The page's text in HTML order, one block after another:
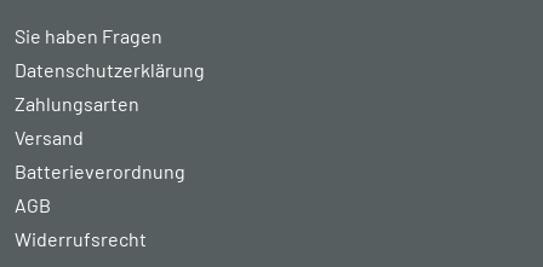
Sie haben Fragen
Datenschutzerklärung
Zahlungsarten
Versand
Batterieverordnung
AGB
Widerrufsrecht